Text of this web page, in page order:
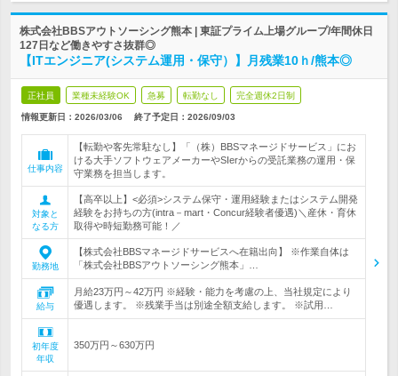
株式会社BBSアウトソーシング熊本 | 東証プライム上場グループ/年間休日
127日など働きやすさ抜群◎
【ITエンジニア(システム運用・保守）】月残業10ｈ/熊本◎
正社員 業種未経験OK 急募 転勤なし 完全週休2日制
情報更新日：2026/03/06 終了予定日： 2026/09/03
仕事内容
【転勤や客先常駐なし】「（株）BBSマネージドサービス」にお
ける大手ソフトウェアメーカーやSIerからの受託業務の運用・保
守業務を担当します。
対象と
なる方
【高卒以上】<必須>システム保守・運用経験またはシステム開発
経験をお持ちの方(intra－mart・Concur経験者優遇)＼産休・育休
取得や時短勤務可能！／
勤務地
【株式会社BBSマネージドサービスへ在籍出向】 ※作業自体は
「株式会社BBSアウトソーシング熊本」…
給与
月給23万円～42万円 ※経験・能力を考慮の上、当社規定により
優遇します。 ※残業手当は別途全額支給します。 ※試用…
初年度
年収
350万円～630万円